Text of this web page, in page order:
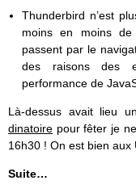
Thunderbird n’est
moins en moins de
passent par le
des raisons des
performance de
Là-dessus avait lieu
dinatoire pour fêter je
16h30 ! On est bien aux
Suite…